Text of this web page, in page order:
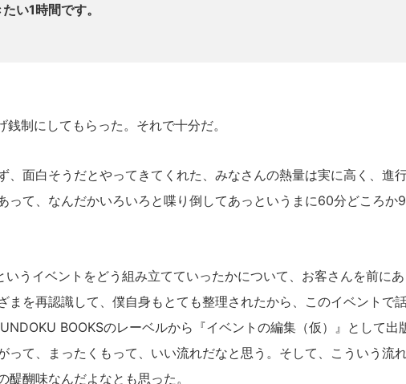
い1時間です。
制にしてもらった。それで十分だ。
、面白そうだとやってきてくれた、みなさんの熱量は実に高く、進
って、なんだかいろいろと喋り倒してあっというまに60分どころか
うイベントをどう組み立てていったかについて、お客さんを前にあ
まを再認識して、僕自身もとても整理されたから、このイベントで
BOOKSのレーベルから『イベントの編集（仮）』として出
って、まったくもって、いい流れだなと思う。そして、こういう流
醍醐味なんだよなとも思った。